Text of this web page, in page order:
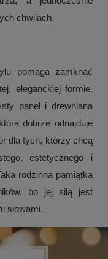
chwilach.
pomaga zamknąć
eleganckiej formie.
panel i drewniana
dobrze odnajduje
dla tych, którzy chcą
estetycznego i
rodzinna pamiątka
bo jej siłą jest
słowami.